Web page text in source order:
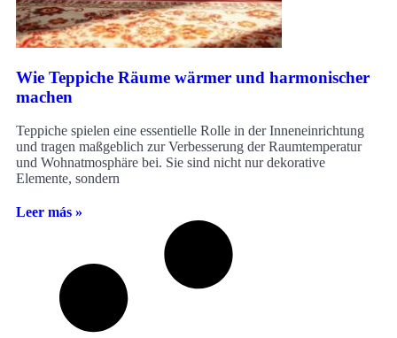
Wie Teppiche Räume wärmer und harmonischer
machen
Teppiche spielen eine essentielle Rolle in der Inneneinrichtung
und tragen maßgeblich zur Verbesserung der Raumtemperatur
und Wohnatmosphäre bei. Sie sind nicht nur dekorative
Elemente, sondern
Leer más »